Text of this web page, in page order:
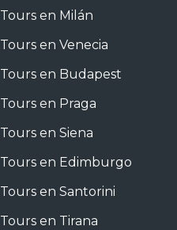
Tours en Milán
Tours en Venecia
Tours en Budapest
Tours en Praga
Tours en Siena
Tours en Edimburgo
Tours en Santorini
Tours en Tirana